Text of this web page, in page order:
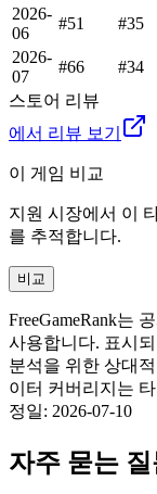
2026-
06
#51 #35
2026-
07
#66 #34
스토어 리뷰
에서 리뷰 보기
이 게임 비교
지원 시장에서 이
를 추적합니다.
비교
FreeGameRank는
사용합니다. 표시
분석을 위한 상대
이터 커버리지는
정일: 2026-07-10
자주 묻는